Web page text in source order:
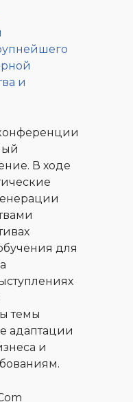
и
В ходе
для
темы
адаптации
и